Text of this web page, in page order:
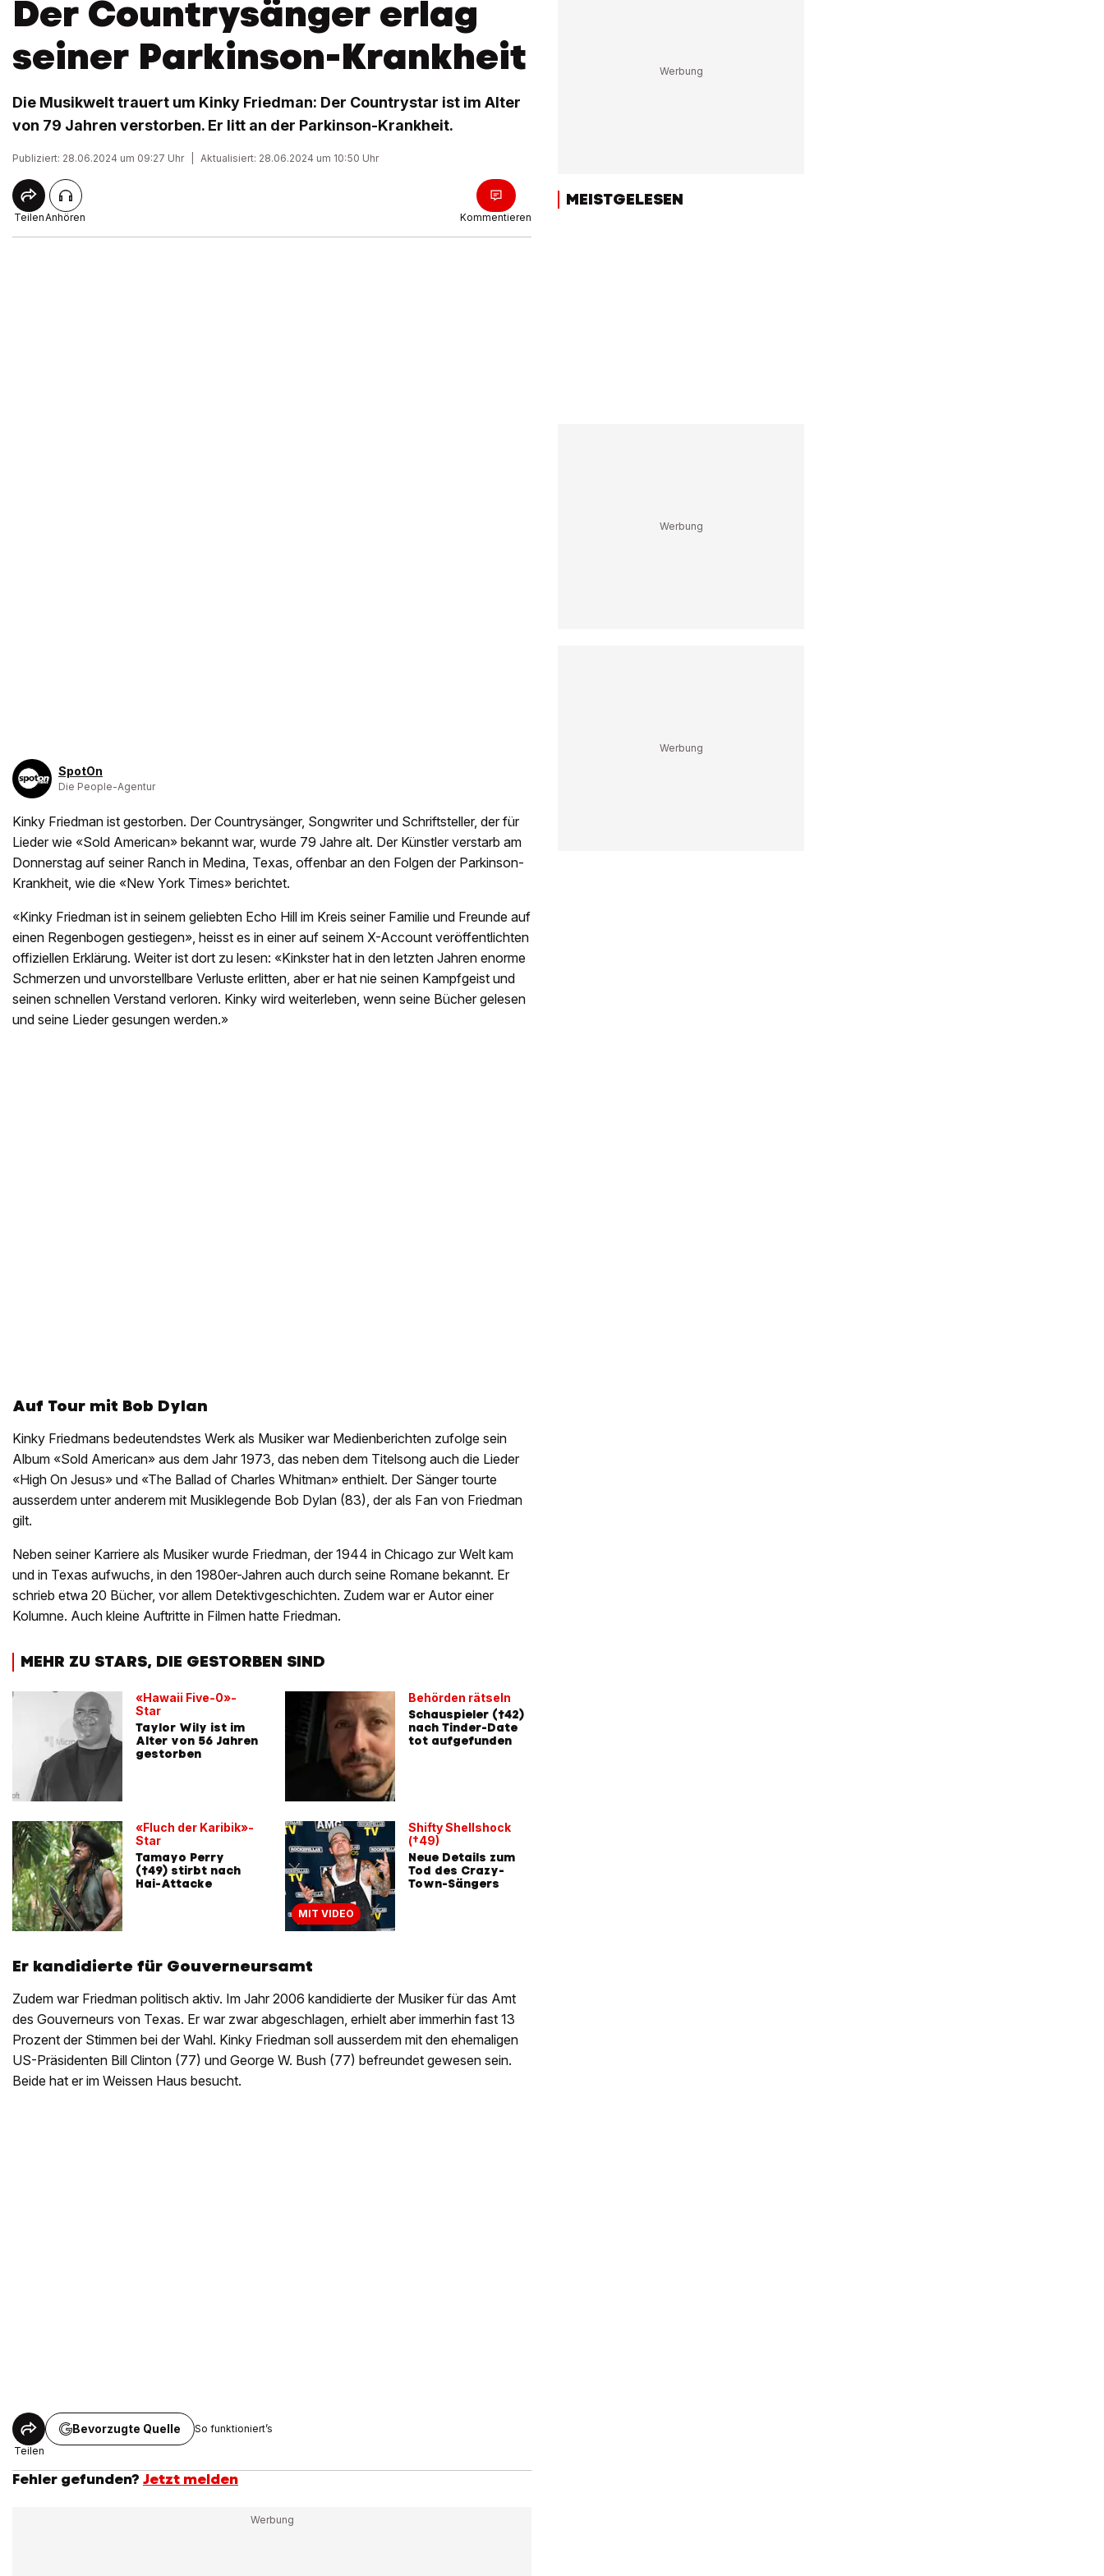
Der Countrysänger erlag
seiner Parkinson-Krankheit
Die Musikwelt trauert um Kinky Friedman: Der Countrystar ist im Alter
von 79 Jahren verstorben. Er litt an der Parkinson-Krankheit.
Publiziert: 28.06.2024 um 09:27 Uhr Aktualisiert: 28.06.2024 um 10:50 Uhr
TeilenAnhören Kommentieren
SpotOn
Die People-Agentur
Kinky Friedman ist gestorben. Der Countrysänger, Songwriter und Schriftsteller, der für
Lieder wie «Sold American» bekannt war, wurde 79 Jahre alt. Der Künstler verstarb am
Donnerstag auf seiner Ranch in Medina, Texas, offenbar an den Folgen der Parkinson-
Krankheit, wie die «New York Times» berichtet.
«Kinky Friedman ist in seinem geliebten Echo Hill im Kreis seiner Familie und Freunde auf
einen Regenbogen gestiegen», heisst es in einer auf seinem X-Account veröffentlichten
offiziellen Erklärung. Weiter ist dort zu lesen: «Kinkster hat in den letzten Jahren enorme
Schmerzen und unvorstellbare Verluste erlitten, aber er hat nie seinen Kampfgeist und
seinen schnellen Verstand verloren. Kinky wird weiterleben, wenn seine Bücher gelesen
und seine Lieder gesungen werden.»
Auf Tour mit Bob Dylan
Kinky Friedmans bedeutendstes Werk als Musiker war Medienberichten zufolge sein
Album «Sold American» aus dem Jahr 1973, das neben dem Titelsong auch die Lieder
«High On Jesus» und «The Ballad of Charles Whitman» enthielt. Der Sänger tourte
ausserdem unter anderem mit Musiklegende Bob Dylan (83), der als Fan von Friedman
gilt.
Neben seiner Karriere als Musiker wurde Friedman, der 1944 in Chicago zur Welt kam
und in Texas aufwuchs, in den 1980er-Jahren auch durch seine Romane bekannt. Er
schrieb etwa 20 Bücher, vor allem Detektivgeschichten. Zudem war er Autor einer
Kolumne. Auch kleine Auftritte in Filmen hatte Friedman.
MEHR ZU STARS, DIE GESTORBEN SIND
«Hawaii Five-0»-
Star
Taylor Wily ist im
Alter von 56 Jahren
gestorben
«Fluch der Karibik»-
Star
Tamayo Perry
(†49) stirbt nach
Hai-Attacke
Behörden rätseln
Schauspieler (†42)
nach Tinder-Date
tot aufgefunden
MIT VIDEO
Shifty Shellshock
(†49)
Neue Details zum
Tod des Crazy-
Town-Sängers
Er kandidierte für Gouverneursamt
Zudem war Friedman politisch aktiv. Im Jahr 2006 kandidierte der Musiker für das Amt
des Gouverneurs von Texas. Er war zwar abgeschlagen, erhielt aber immerhin fast 13
Prozent der Stimmen bei der Wahl. Kinky Friedman soll ausserdem mit den ehemaligen
US-Präsidenten Bill Clinton (77) und George W. Bush (77) befreundet gewesen sein.
Beide hat er im Weissen Haus besucht.
Teilen
Bevorzugte Quelle So funktioniert’s
Fehler gefunden? Jetzt melden
MEISTGELESEN